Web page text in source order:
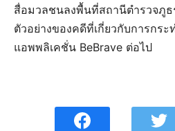
สื่อมวลชนลงพื้นที่สถานีตำรวจภู
ตัวอย่างของคดีที่เกี่ยวกับการกร
แอพพลิเคชั่น BeBrave ต่อไป